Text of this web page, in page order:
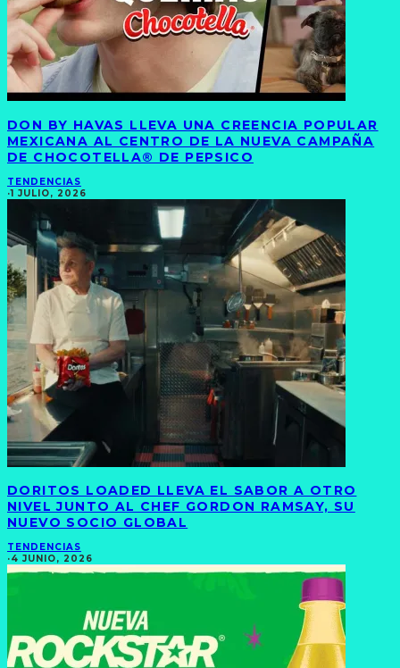
DON BY HAVAS LLEVA UNA CREENCIA POPULAR
MEXICANA AL CENTRO DE LA NUEVA CAMPAÑA
DE CHOCOTELLA® DE PEPSICO
TENDENCIAS
·1 JULIO, 2026
DORITOS LOADED LLEVA EL SABOR A OTRO
NIVEL JUNTO AL CHEF GORDON RAMSAY, SU
NUEVO SOCIO GLOBAL
TENDENCIAS
·4 JUNIO, 2026